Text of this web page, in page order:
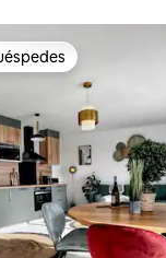
entre huéspedes